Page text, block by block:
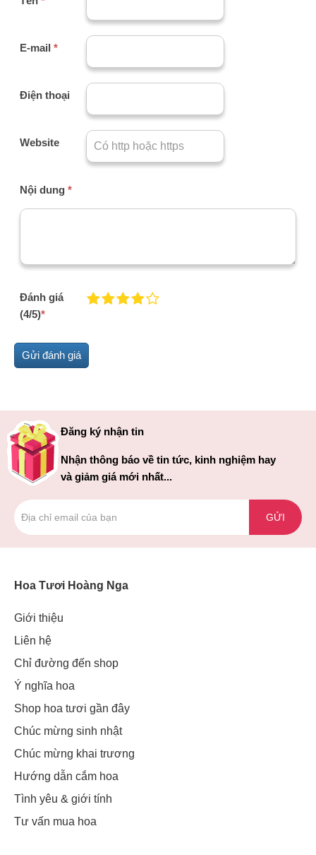
E-mail *
Điện thoại
Website
Nội dung *
Đánh giá
(4/5)*
Đăng ký nhận tin
Nhận thông báo về tin tức, kinh nghiệm hay
và giảm giá mới nhất...
GỬI
Hoa Tươi Hoàng Nga
Giới thiệu
Liên hệ
Chỉ đường đến shop
Ý nghĩa hoa
Shop hoa tươi gần đây
Chúc mừng sinh nhật
Chúc mừng khai trương
Hướng dẫn cắm hoa
Tình yêu & giới tính
Tư vấn mua hoa